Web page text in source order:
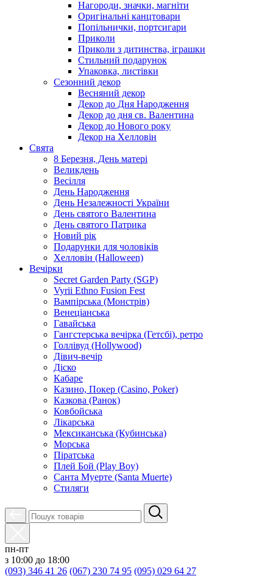
Нагороди, значки, магніти
Оригінальні канцтовари
Попільнички, портсигари
Приколи
Приколи з дитинства, іграшки
Стильний подарунок
Упаковка, листівки
Сезонний декор
Весняний декор
Декор до Дня Народження
Декор до дня св. Валентина
Декор до Нового року
Декор на Хелловін
Свята
8 Березня, День матері
Великдень
Весілля
День Народження
День Незалежності України
День святого Валентина
День святого Патрика
Новий рік
Подарунки для чоловіків
Хелловін (Halloween)
Вечірки
Secret Garden Party (SGP)
Vyrii Ethno Fusion Fest
Вампірська (Монстрів)
Венеціанська
Гавайська
Гангстерська вечірка (Гетсбі), ретро
Голлівуд (Hollywood)
Дівич-вечір
Діско
Кабаре
Казино, Покер (Casino, Poker)
Казкова (Ранок)
Ковбойська
Лікарська
Мексиканська (Кубинська)
Морська
Піратська
Плей Бой (Play Boy)
Санта Муерте (Santa Muerte)
Стиляги
пн-пт
з 10:00 до 18:00
(093) 346 41 26 (067) 230 74 95 (095) 029 64 27